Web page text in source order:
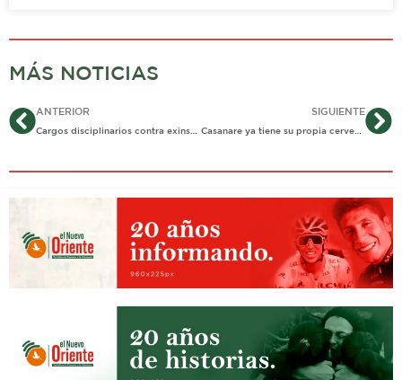
MÁS NOTICIAS
AntANTERIOR
Cargos disciplinarios contra exinspector de Policía de Yopal por presunta exigencia de dinero a un particular
SIGUIENTE
Casanare ya tiene su propia cerveza aprobada por el Invima